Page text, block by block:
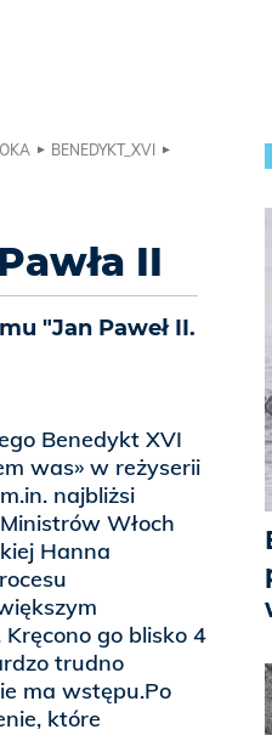
BENEDYKT_XVI
II
"Jan Paweł II.
Benedykt XVI
was» w reżyserii
najbliżsi
Włoch
Hanna
go blisko 4
trudno
ma wstępu.Po
które